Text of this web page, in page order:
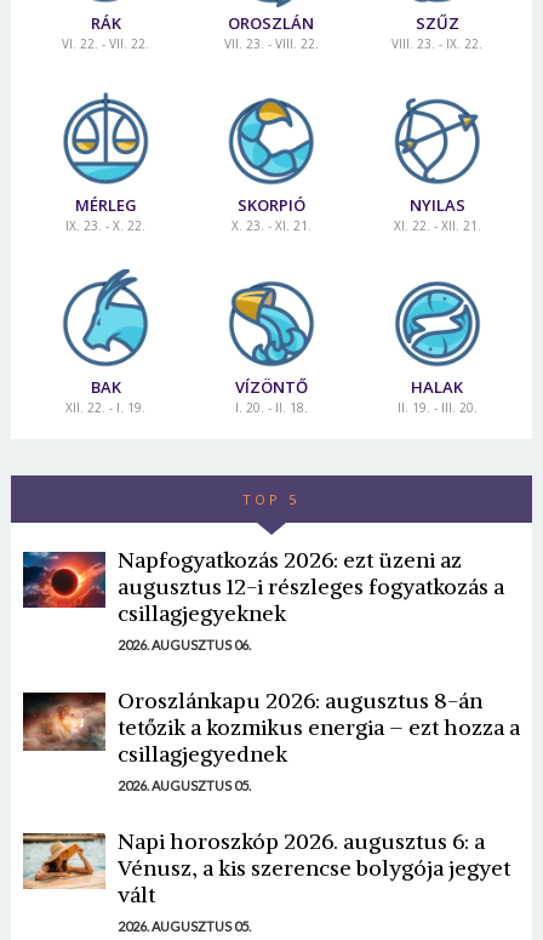
RÁK
VI. 22. - VII. 22.
OROSZLÁN
VII. 23. - VIII. 22.
SZŰZ
VIII. 23. - IX. 22.
MÉRLEG
IX. 23. - X. 22.
SKORPIÓ
X. 23. - XI. 21.
NYILAS
XI. 22. - XII. 21.
BAK
XII. 22. - I. 19.
VÍZÖNTŐ
I. 20. - II. 18.
HALAK
II. 19. - III. 20.
TOP 5
Napfogyatkozás 2026: ezt üzeni az
augusztus 12-i részleges fogyatkozás a
csillagjegyeknek
2026. AUGUSZTUS 06.
Oroszlánkapu 2026: augusztus 8-án
tetőzik a kozmikus energia – ezt hozza a
csillagjegyednek
2026. AUGUSZTUS 05.
Napi horoszkóp 2026. augusztus 6: a
Vénusz, a kis szerencse bolygója jegyet
vált
2026. AUGUSZTUS 05.